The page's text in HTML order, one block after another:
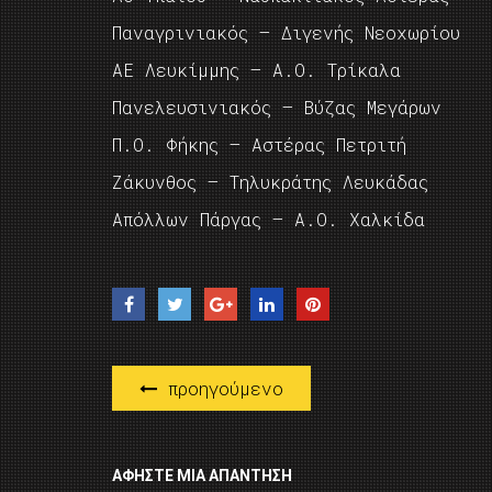
Παναγρινιακός – Διγενής Νεοχωρίου
ΑΕ Λευκίμμης – Α.Ο. Τρίκαλα
Πανελευσινιακός – Βύζας Μεγάρων
Π.Ο. Φήκης – Αστέρας Πετριτή
Ζάκυνθος – Τηλυκράτης Λευκάδας
Απόλλων Πάργας – Α.Ο. Χαλκίδα
προηγούμενο
ΑΦΉΣΤΕ ΜΙΑ ΑΠΆΝΤΗΣΗ